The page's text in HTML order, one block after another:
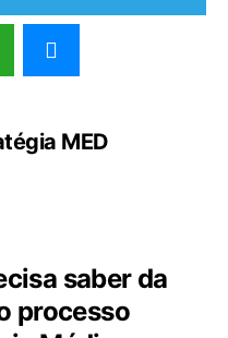
MED
saber da
processo